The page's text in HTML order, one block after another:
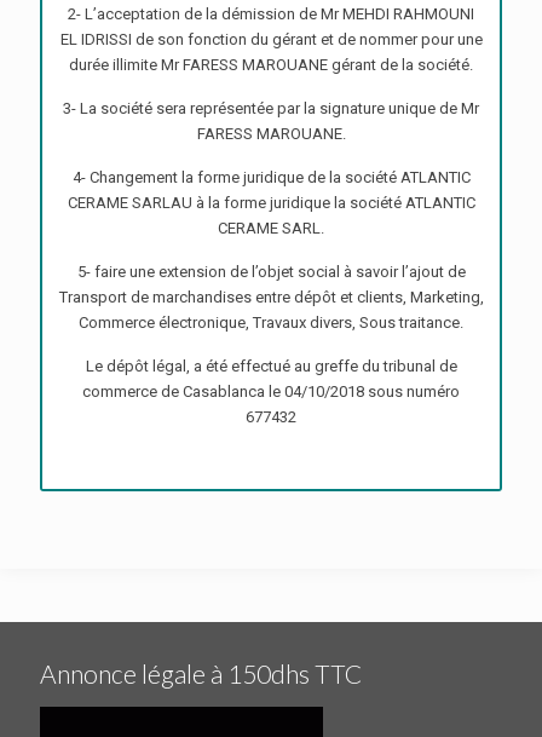
2- L’acceptation de la démission de Mr MEHDI RAHMOUNI
EL IDRISSI de son fonction du gérant et de nommer pour une
durée illimite Mr FARESS MAROUANE gérant de la société.
3- La société sera représentée par la signature unique de Mr
FARESS MAROUANE.
4- Changement la forme juridique de la société ATLANTIC
CERAME SARLAU à la forme juridique la société ATLANTIC
CERAME SARL.
5- faire une extension de l’objet social à savoir l’ajout de
Transport de marchandises entre dépôt et clients, Marketing,
Commerce électronique, Travaux divers, Sous traitance.
Le dépôt légal, a été effectué au greffe du tribunal de
commerce de Casablanca le 04/10/2018 sous numéro
677432
Annonce légale à 150dhs TTC